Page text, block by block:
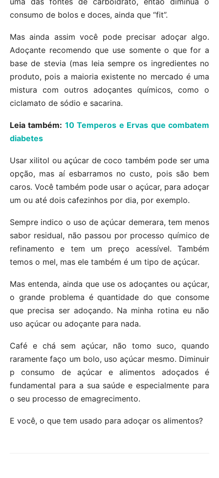
consumo de bolos e doces, ainda que “fit”.
Mas ainda assim você pode precisar adoçar algo.
Adoçante recomendo que use somente o que for a
base de stevia (mas leia sempre os ingredientes no
produto, pois a maioria existente no mercado é uma
mistura com outros adoçantes químicos, como o
ciclamato de sódio e sacarina.
Leia também: 10 Temperos e Ervas que combatem
diabetes
Usar xilitol ou açúcar de coco também pode ser uma
opção, mas aí esbarramos no custo, pois são bem
caros. Você também pode usar o açúcar, para adoçar
um ou até dois cafezinhos por dia, por exemplo.
Sempre indico o uso de açúcar demerara, tem menos
sabor residual, não passou por processo químico de
refinamento e tem um preço acessível. Também
temos o mel, mas ele também é um tipo de açúcar.
Mas entenda, ainda que use os adoçantes ou açúcar,
o grande problema é quantidade do que consome
que precisa ser adoçando. Na minha rotina eu não
uso açúcar ou adoçante para nada.
Café e chá sem açúcar, não tomo suco, quando
raramente faço um bolo, uso açúcar mesmo. Diminuir
p consumo de açúcar e alimentos adoçados é
fundamental para a sua saúde e especialmente para
o seu processo de emagrecimento.
E você, o que tem usado para adoçar os alimentos?